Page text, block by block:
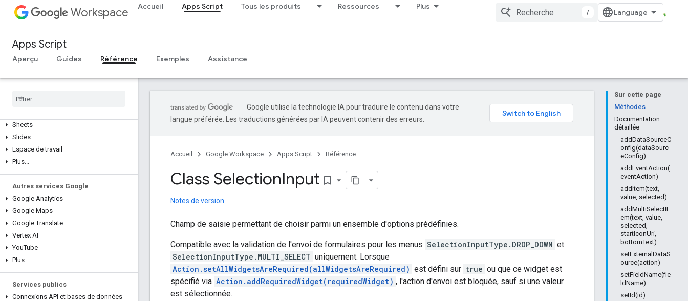
Workspace Accueil Apps Script Tous les produits Ressources Plus
/
Apps Script
Aperçu Guides Référence Exemples Assistance
Services Google Workspace
console d'administration
Calendar
Chat
Forms
Sheets
Slides
Espace de travail
Plus...
Autres services Google
Google Analytics
Google Maps
Google Translate
Vertex AI
YouTube
Plus...
Services publics
Connexions API et bases de données
Sur cette page
Méthodes
Documentation
détaillée
addDataSourceC
onfig(dataSourc
eConfig)
addEventAction(
eventAction)
addItem(text,
value, selected)
addMultiSelectIt
em(text, value,
selected,
startIconUri,
bottomText)
setExternalDataS
ource(action)
setFieldName(fie
ldName)
setId(id)
Google utilise la technologie IA pour traduire le contenu dans votre
langue préférée. Les traductions générées par IA peuvent contenir des erreurs.
Accueil Google Workspace Apps Script Référence
Class SelectionInput bookmark_border
Notes de version
Champ de saisie permettant de choisir parmi un ensemble d'options prédéfinies.
Compatible avec la validation de l'envoi de formulaires pour les menus SelectionInputType.DROP_DOWN et
SelectionInputType.MULTI_SELECT uniquement. Lorsque
Action.setAllWidgetsAreRequired(allWidgetsAreRequired) est défini sur true ou que ce widget est
spécifié via Action.addRequiredWidget(requiredWidget) , l'action d'envoi est bloquée, sauf si une valeur
est sélectionnée.